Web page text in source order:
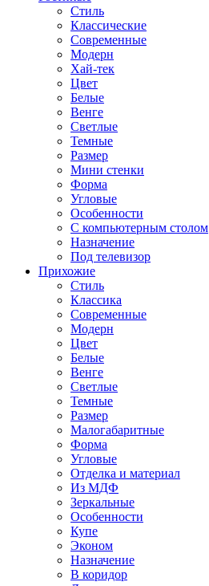
Стиль
Классические
Современные
Модерн
Хай-тек
Цвет
Белые
Венге
Светлые
Темные
Размер
Мини стенки
Форма
Угловые
Особенности
С компьютерным столом
Назначение
Под телевизор
Прихожие
Стиль
Классика
Современные
Модерн
Цвет
Белые
Венге
Светлые
Темные
Размер
Малогабаритные
Форма
Угловые
Отделка и материал
Из МДФ
Зеркальные
Особенности
Купе
Эконом
Назначение
В коридор